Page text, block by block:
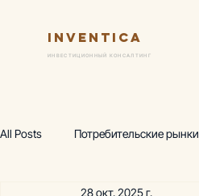
Inventica
ИНВЕСТИЦИОННЫЙ КОНСАЛТИНГ
All Posts Потребительские рынки
28 окт. 2025 г.